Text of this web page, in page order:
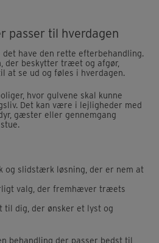
passer til hverdagen
have den rette efterbehandling.
der beskytter træet og afgør,
at se ud og føles i hverdagen.
hvor gulvene skal kunne
Det kan være i lejligheder med
gæster eller gennemgang
og slidstærk løsning, der er nem at
valg, der fremhæver træets
til dig, der ønsker et lyst og
behandling der passer bedst til